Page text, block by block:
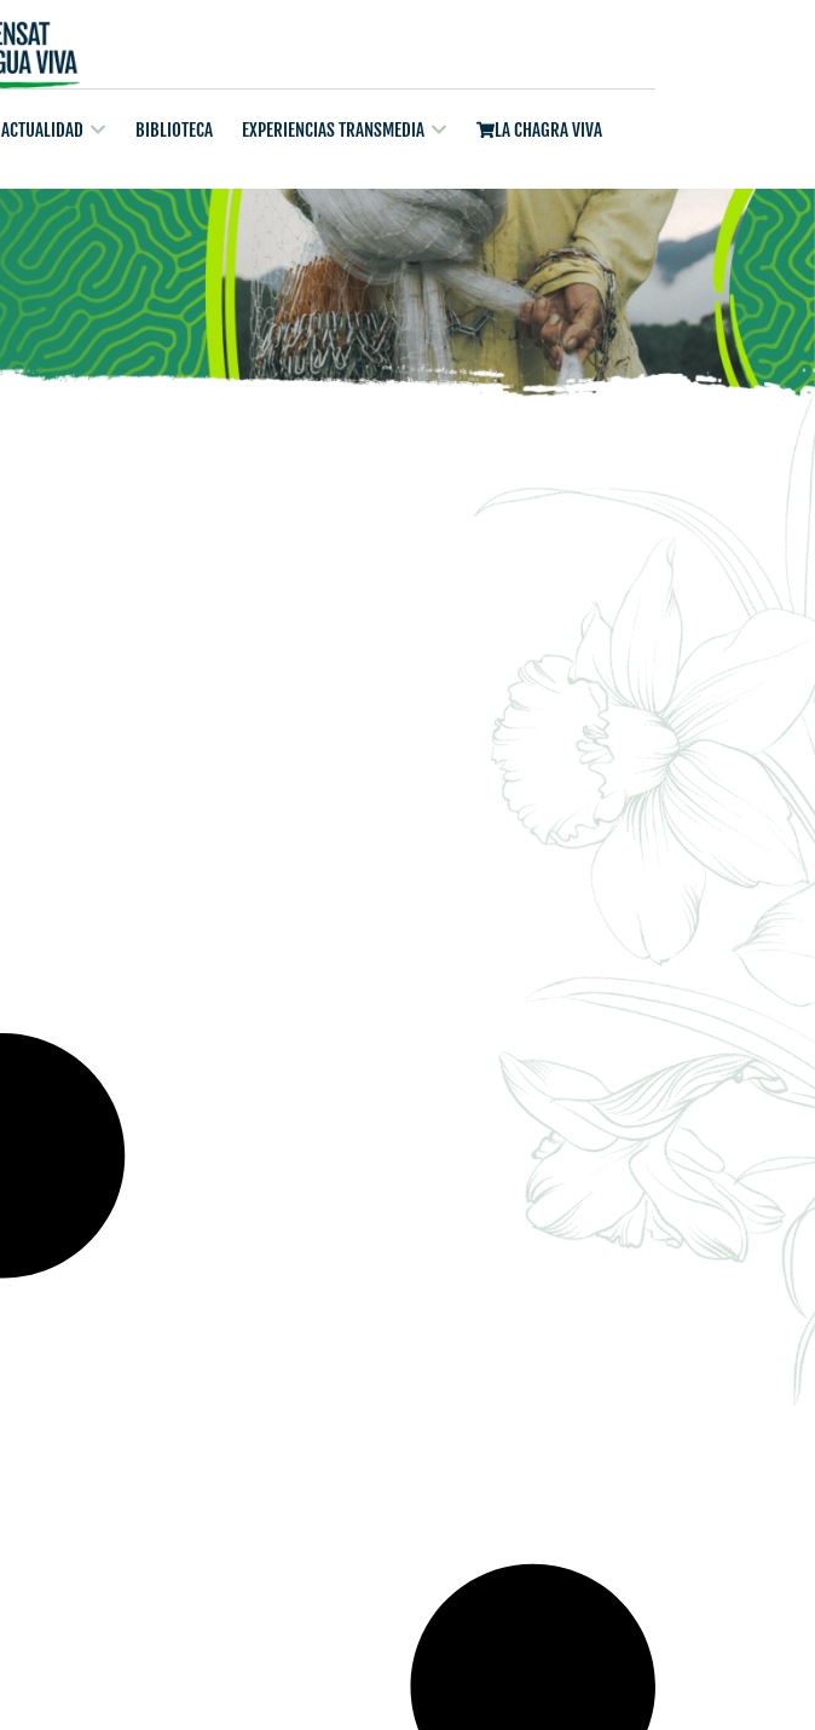
ACTUALIDAD BIBLIOTECA EXPERIENCIAS TRANSMEDIA LA CHAGRA VIVA